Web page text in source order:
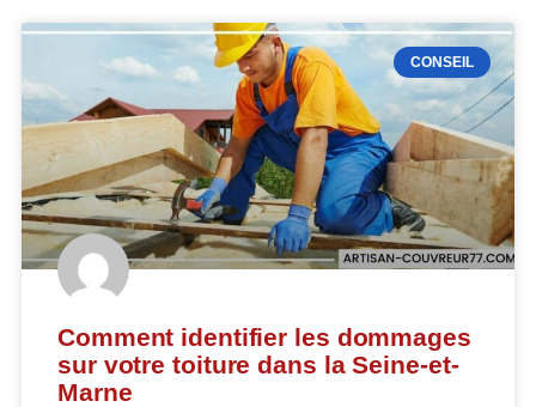
CONSEIL
Comment identifier les dommages
sur votre toiture dans la Seine-et-
Marne